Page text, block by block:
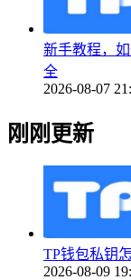
新手教程，
全
2026-08-07
刚刚更新
TP钱包私钥
2026-08-09